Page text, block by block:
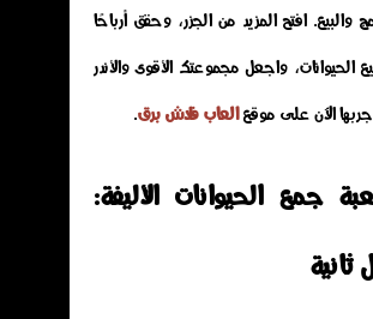
والبيع. افتح المزيد من الجزر، وحقق أرباحًا
الحيوانات، واجعل مجموعتك الأقوى والأندر
الآن على موقعالعاب فلاش برق.
جمع الحيوانات الأليفة: